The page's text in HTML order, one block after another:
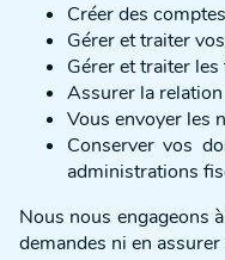
Créer des
Gérer et traiter
Gérer et traiter les
Assurer la
Vous envoyer les
Conserver vos
administrations
Nous nous engageons
demandes ni en